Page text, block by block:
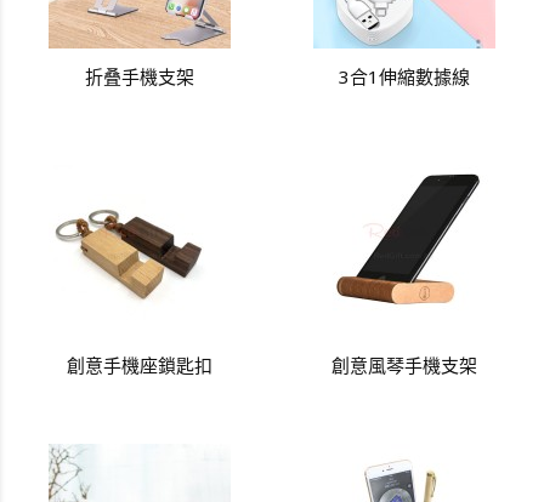
折叠手機支架 3合1伸縮數據線
創意手機座鎖匙扣 創意風琴手機支架